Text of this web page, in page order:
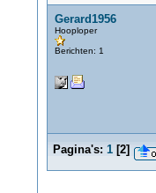
Gerard1956
Hooploper
Berichten: 1
Pagina's: 1[2]